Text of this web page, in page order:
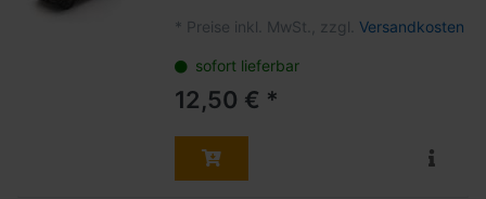
* Preise inkl. MwSt., zzgl. Versandkosten
sofort lieferbar
12,50 € *